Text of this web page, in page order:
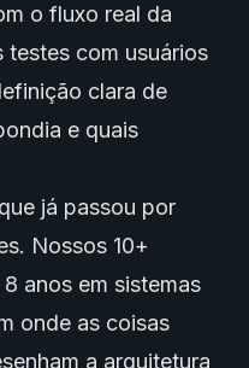
o fluxo real da
testes com usuários
clara de
e quais
já passou por
Nossos 10+
anos em sistemas
onde as coisas
a arquitetura